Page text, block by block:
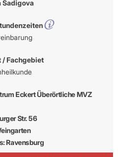
Sadigova
/ Fachgebiet
Eckert Überörtliche MVZ
Str. 56
Ravensburg